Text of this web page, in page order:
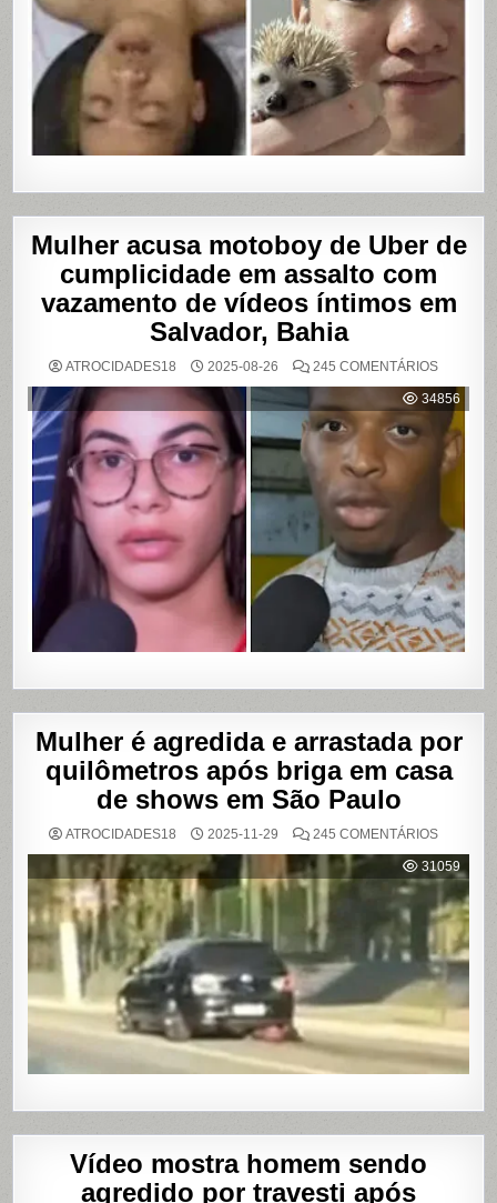
Mulher acusa motoboy de Uber de
cumplicidade em assalto com
vazamento de vídeos íntimos em
Salvador, Bahia
ATROCIDADES18 2025-08-26 245 COMENTÁRIOSEM
ACUSA
DE
UBER
DE
EM
DE
VÍDEOS
ÍNTIMOS
EM
BAHIA
34856
Mulher é agredida e arrastada por
quilômetros após briga em casa
de shows em São Paulo
ATROCIDADES18 2025-11-29 245 COMENTÁRIOSEM
É
E
POR
APÓS
BRIGA
EM
CASA
SHOWS
SÃO
PAULO
31059
Vídeo mostra homem sendo
agredido por travesti após